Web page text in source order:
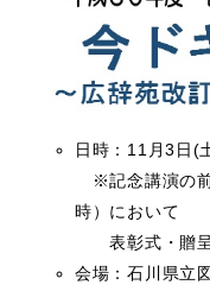
日時：11月3日
※記念講演の
時）において
表彰式・贈呈
会場：石川県立